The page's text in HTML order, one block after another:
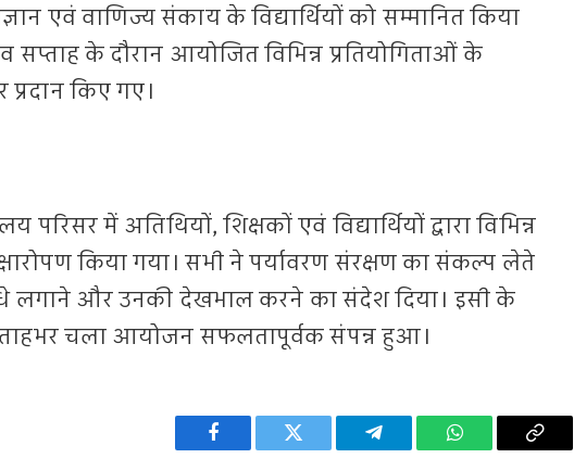
एवं वाणिज्य संकाय के विद्यार्थियों को सम्मानित किया
सप्ताह के दौरान आयोजित विभिन्न प्रतियोगिताओं के
किए गए।
परिसर में अतिथियों, शिक्षकों एवं विद्यार्थियों द्वारा विभिन्न
किया गया। सभी ने पर्यावरण संरक्षण का संकल्प लेते
और उनकी देखभाल करने का संदेश दिया। इसी के
चला आयोजन सफलतापूर्वक संपन्न हुआ।
Facebook Twitter Telegram WhatsAppCopy